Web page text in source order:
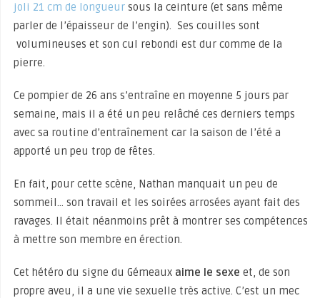
joli 21 cm de longueursous la ceinture (et sans même
parler de l’épaisseur de l’engin). Ses couilles sont
volumineuses et son cul rebondi est dur comme de la
pierre.
Ce pompier de 26 ans s’entraîne en moyenne 5 jours par
semaine, mais il a été un peu relâché ces derniers temps
avec sa routine d’entraînement car la saison de l’été a
apporté un peu trop de fêtes.
En fait, pour cette scène, Nathan manquait un peu de
sommeil… son travail et les soirées arrosées ayant fait des
ravages. Il était néanmoins prêt à montrer ses compétences
à mettre son membre en érection.
Cet hétéro du signe du Gémeauxaime le sexe et, de son
propre aveu, il a une vie sexuelle très active. C’est un mec